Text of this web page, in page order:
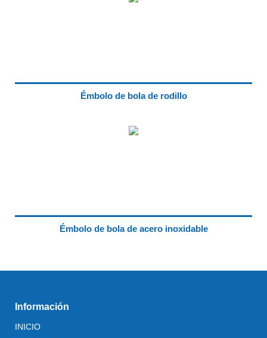
Émbolo de bola de rodillo
Émbolo de bola de acero inoxidable
Información
INICIO